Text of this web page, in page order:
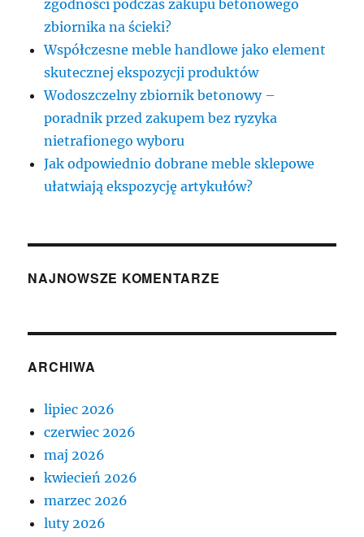
zgodności podczas zakupu betonowego
zbiornika na ścieki?
Współczesne meble handlowe jako element
skutecznej ekspozycji produktów
Wodoszczelny zbiornik betonowy –
poradnik przed zakupem bez ryzyka
nietrafionego wyboru
Jak odpowiednio dobrane meble sklepowe
ułatwiają ekspozycję artykułów?
NAJNOWSZE KOMENTARZE
ARCHIWA
lipiec 2026
czerwiec 2026
maj 2026
kwiecień 2026
marzec 2026
luty 2026